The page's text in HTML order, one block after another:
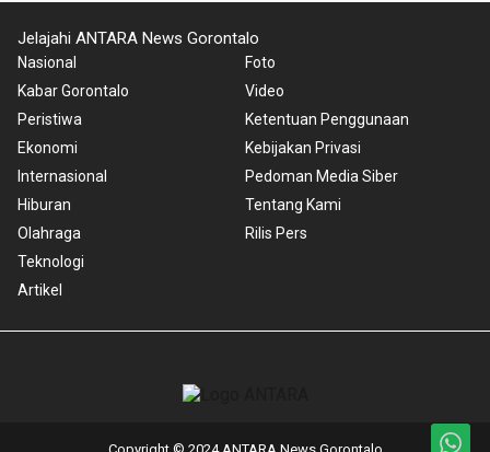
Jelajahi ANTARA News Gorontalo
Nasional
Kabar Gorontalo
Peristiwa
Ekonomi
Internasional
Hiburan
Olahraga
Teknologi
Artikel
Foto
Video
Ketentuan Penggunaan
Kebijakan Privasi
Pedoman Media Siber
Tentang Kami
Rilis Pers